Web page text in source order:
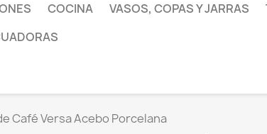
COCINA VASOS, COPAS Y JARRAS
Café Versa Acebo Porcelana